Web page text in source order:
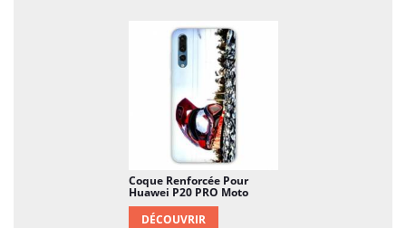
Coque Renforcée Pour
Huawei P20 PRO Moto
DÉCOUVRIR